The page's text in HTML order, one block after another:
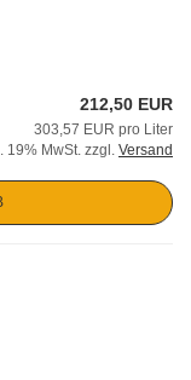
212,50 EUR
303,57 EUR pro Liter
19% MwSt. zzgl. Versand